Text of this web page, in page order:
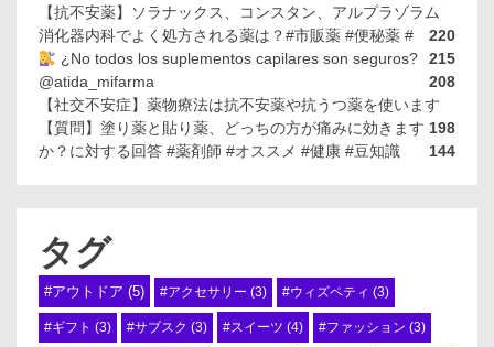
【抗不安薬】ソラナックス、コンスタン、アルプラゾラム
220
消化器内科でよく処方される薬は？#市販薬 #便秘薬 #
215
¿No todos los suplementos capilares son seguros?
@atida_mifarma
208
【社交不安症】薬物療法は抗不安薬や抗うつ薬を使います
198
【質問】塗り薬と貼り薬、どっちの方が痛みに効きます
か？に対する回答 #薬剤師 #オススメ #健康 #豆知識
144
タグ
#アウトドア (5) #アクセサリー (3) #ウィズペティ (3)
#ギフト (3) #サブスク (3) #スイーツ (4) #ファッション (3)